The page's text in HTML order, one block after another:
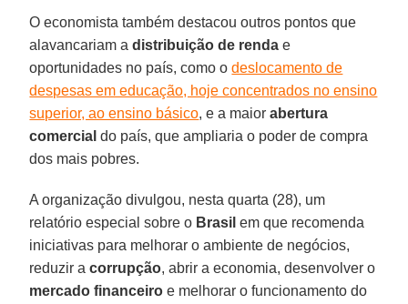
O economista também destacou outros pontos que
alavancariam adistribuição de renda e
oportunidades no país, como odeslocamento de
despesas em educação, hoje concentrados no ensino
superior, ao ensino básico, e a maior abertura
comercial do país, que ampliaria o poder de compra
dos mais pobres.
A organização divulgou, nesta quarta (28), um
relatório especial sobre o Brasil em que recomenda
iniciativas para melhorar o ambiente de negócios,
reduzir acorrupção, abrir a economia, desenvolver o
mercado financeiro e melhorar o funcionamento do